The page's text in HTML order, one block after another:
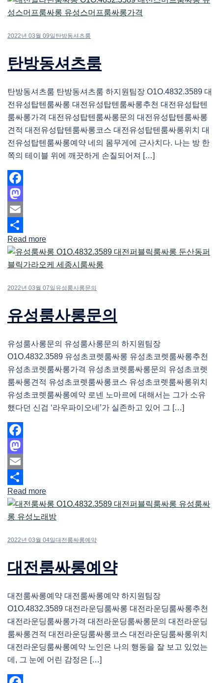
2022년 03월 09일 탄방동셔츠룸
탄방동셔츠룸
탄방동셔츠룸 탄방동셔츠룸 하지원팀장 O1O.4832.3589 대
전유성탑텐룸싸롱 대전유성탑텐룸싸롱추천 대전유성탑텐
룸싸롱가격 대전유성탑텐룸싸롱문의 대전유성탑텐룸싸롱
견적 대전유성탑텐룸싸롱코스 대전유성탑텐룸싸롱위치 대
전유성탑텐룸싸롱예약 네의 몸무게에 근사치다. 나는 방 한
쪽의 테이블 위에 깨끗하게 손질되어져 […]
Facebook
Mastodon
Email
Share
Read more
2022년 03월 07일 유성룸사롱문의
유성룸사롱문의
유성룸사롱문의 유성룸사롱문의 하지원팀장
O1O.4832.3589 유성초코렛룸싸롱 유성초코렛룸싸롱추천
유성초코렛룸싸롱가격 유성초코렛룸싸롱문의 유성초코렛
룸싸롱견적 유성초코렛룸싸롱코스 유성초코렛룸싸롱위치
유성초코렛룸싸롱예약 로넨 노마르에 대해서는 그가 소유
했다던 신검 ‘라우파이오네’가 실존하고 있어 그 […]
Facebook
Mastodon
Email
Share
Read more
2022년 03월 04일 대전룸싸롱예약
대전룸싸롱예약
대전룸싸롱예약 대전룸싸롱예약 하지원팀장
O1O.4832.3589 대전라운딩룸싸롱 대전라운딩룸싸롱추천
대전라운딩룸싸롱가격 대전라운딩룸싸롱문의 대전라운딩
룸싸롱견적 대전라운딩룸싸롱코스 대전라운딩룸싸롱위치
대전라운딩룸싸롱예약 노인은 나의 행동을 잘 보고 있었는
데, 그 눈에 어린 감정은 […]